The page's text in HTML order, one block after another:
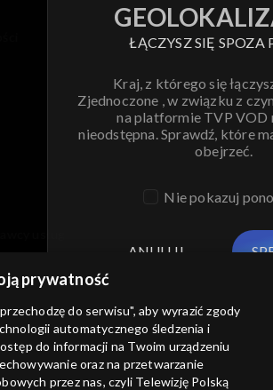
ŁĄCZYSZ SIĘ SPOZA
Kraj, z którego się
Zjednoczone , w związku z
na platformie TVP VOD
nieodstępna. Sprawdź, które
obejrzeć.
Nie pokazuj
ANULUJ
prywatność
do serwisu", aby wyrazić zgody
automatycznego śledzenia i
do informacji na Twoim urządzeniu
oraz na przetwarzanie
przez nas, czyli Telewizję Polską